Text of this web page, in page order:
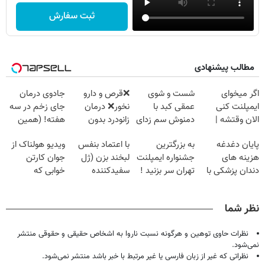
ثبت سفارش
مطالب پیشنهادی
اگر میخوای
ایمپلنت کنی
الان وقتشه |
میلیون تومان!!!
شست و شوی
عمقی کبد با
دمنوش سم زدای
❌قرص‌ و دارو
نخور❌ درمان
زانودرد بدون
جادوی درمان
جای زخم در سه
هفته! (همین
صحبت کنید)
پایان دغدغه
هزینه های
دندان پزشکی با
به بزرگترین
جشنواره ایمپلنت
تهران سر بزنید !
با اعتماد بنفس
لبخند بزن (ژل
سفیدکننده
ویدیو هولناک از
جوان کارتن
خوابی که
نظر شما
نظرات حاوی توهین و هرگونه نسبت ناروا به اشخاص حقیقی و حقوقی منتشر
نمی‌شود.
نظراتی که غیر از زبان فارسی یا غیر مرتبط با خبر باشد منتشر نمی‌شود.